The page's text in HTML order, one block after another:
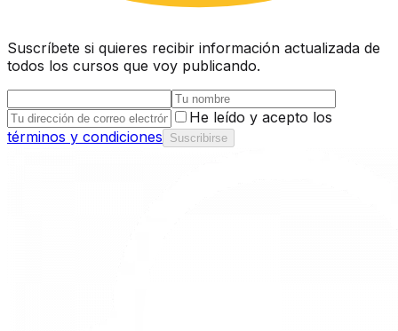
Suscríbete si quieres recibir información actualizada de
todos los cursos que voy publicando.
He leído y acepto los
términos y condiciones
Suscribirse